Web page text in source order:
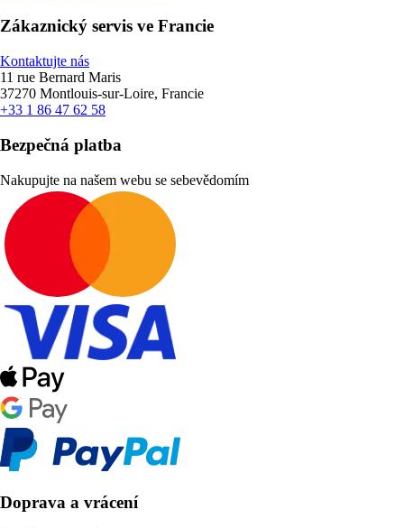
Zákaznický servis ve Francie
Kontaktujte nás
11 rue Bernard Maris
37270 Montlouis-sur-Loire, Francie
+33 1 86 47 62 58
Bezpečná platba
Nakupujte na našem webu se sebevědomím
Doprava a vrácení